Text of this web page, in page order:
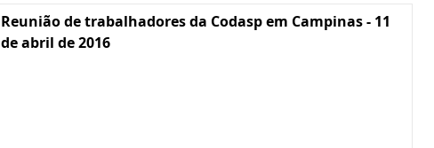
Reunião de trabalhadores da Codasp em Campinas - 11
de abril de 2016